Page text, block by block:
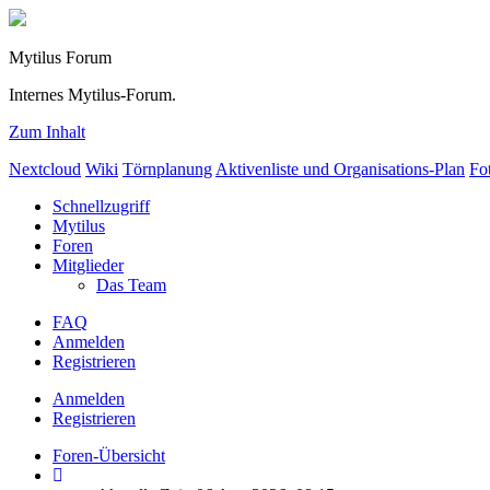
Mytilus Forum
Internes Mytilus-Forum.
Zum Inhalt
Nextcloud Wiki Törnplanung Aktivenliste und Organisations-Plan
Schnellzugriff
Mytilus
Foren
Mitglieder
Das Team
FAQ
Anmelden
Registrieren
Anmelden
Registrieren
Foren-Übersicht